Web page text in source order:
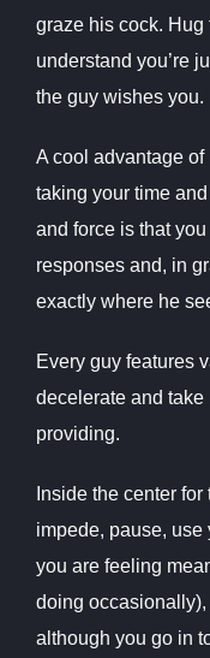
graze his cock. Hug
understand you’re
the guy wishes
A cool advantage of
taking your time
and force is that
responses and, in
exactly where he
Every guy features
decelerate and
providing.
Inside the center
impede, pause, use
you are feeling
doing
although you go in